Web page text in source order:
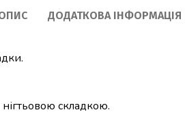
ДОДАТКОВА ІНФОРМАЦІЯ
складкою.